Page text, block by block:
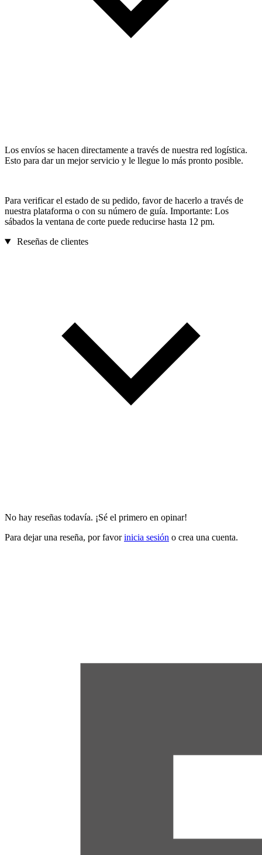
Los envíos se hacen directamente a través de nuestra red logística.
Esto para dar un mejor servicio y le llegue lo más pronto posible.
Para verificar el estado de su pedido, favor de hacerlo a través de
nuestra plataforma o con su número de guía. Importante: Los
sábados la ventana de corte puede reducirse hasta 12 pm.
Reseñas de clientes
No hay reseñas todavía. ¡Sé el primero en opinar!
Para dejar una reseña, por favorinicia sesión o crea una cuenta.